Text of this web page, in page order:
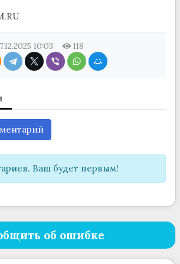
10:03 118
Ваш будет первым!
об ошибке